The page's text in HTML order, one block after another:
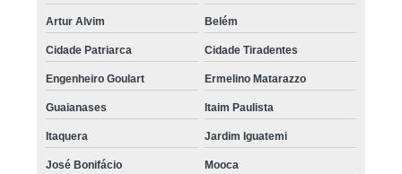
Artur Alvim Belém
Cidade Patriarca Cidade Tiradentes
Engenheiro Goulart Ermelino Matarazzo
Guaianases Itaim Paulista
Itaquera Jardim Iguatemi
José Bonifácio Mooca